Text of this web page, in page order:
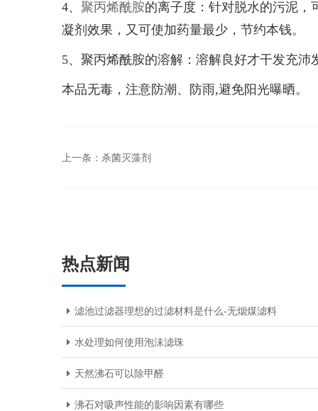
4、 聚丙烯酰胺的离子度：针对脱水的污泥，
凝剂效果，又可使加药量最少，节约本钱。
5、聚丙烯酰胺的溶解：溶解良好才干发充
本品无毒，注意防潮、防雨,避免阳光曝晒。
上一条： 杀菌灭藻剂
热点新闻
滤池过滤器理想的过滤材料是什么-无烟煤滤料
水处理如何使用泡沫滤珠
天然沸石可以除甲醛
沸石对吸声性能的影响因素有哪些